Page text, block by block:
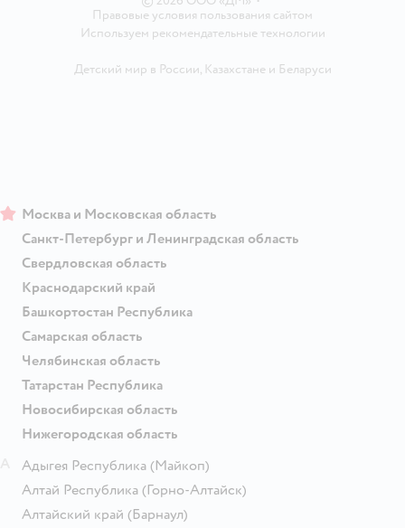
Правовые условия пользования сайтом
Используем рекомендательные технологии
Детский мир в России, Казахстанеи Беларуси
Москва и Московская область
Санкт-Петербург и Ленинградская область
Свердловская область
Краснодарский край
Башкортостан Республика
Самарская область
Челябинская область
Татарстан Республика
Новосибирская область
Нижегородская область
Адыгея Республика (Майкоп)
Алтай Республика (Горно-Алтайск)
Алтайский край (Барнаул)